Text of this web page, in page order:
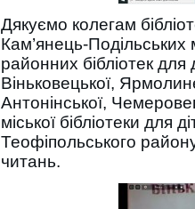
Дякуємо колегам
Кам’янець-Подільських
районних бібліотек для
Віньковецької,
Антонінської,
міської бібліотеки для
Теофіпольського
читань.